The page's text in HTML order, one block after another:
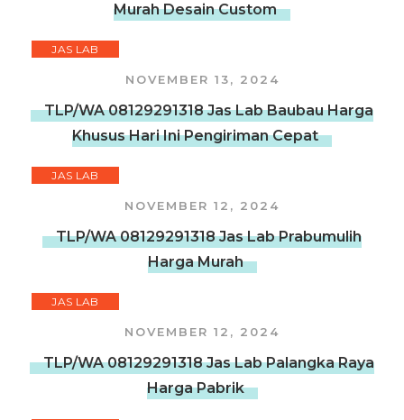
Murah Desain Custom
JAS LAB
NOVEMBER 13, 2024
TLP/WA 08129291318 Jas Lab Baubau Harga
Khusus Hari Ini Pengiriman Cepat
JAS LAB
NOVEMBER 12, 2024
TLP/WA 08129291318 Jas Lab Prabumulih
Harga Murah
JAS LAB
NOVEMBER 12, 2024
TLP/WA 08129291318 Jas Lab Palangka Raya
Harga Pabrik